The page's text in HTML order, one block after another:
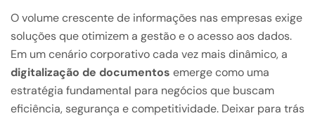
O volume crescente de informações nas empresas exige
soluções que otimizem a gestão e o acesso aos dados.
Em um cenário corporativo cada vez mais dinâmico, a
digitalização de documentos emerge como uma
estratégia fundamental para negócios que buscam
eficiência, segurança e competitividade. Deixar para trás